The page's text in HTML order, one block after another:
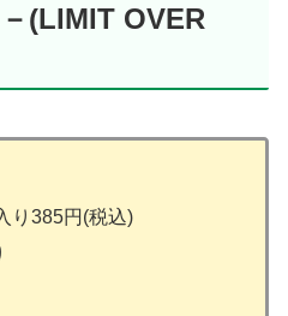
(LIMIT OVER
り385円(税込)